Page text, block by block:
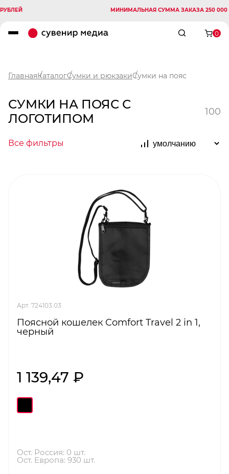
МИНИМАЛЬНАЯ СУММА ЗАКАЗА 250 000 РУБЛЕЙ
0
ГлавнаяКаталогСумки и рюкзакиСумки на пояс
СУМКИ НА ПОЯС С
ЛОГОТИПОМ
100
Все фильтры
Арт. 724103.03
Поясной кошелек Comfort Travel 2 in 1,
черный
1 139,47 ₽
Ост. Россия: 0 шт.
Ост. Европа: 930 шт.